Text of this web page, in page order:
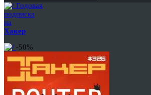
Годовая
подписка
на
Хакер
-50%